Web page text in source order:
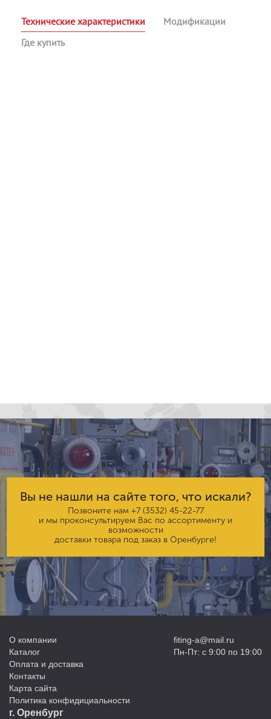
Технические характеристики
Модификации
Где купить
Вы не нашли на сайте того, что искали?
Позвоните нам +7 (3532) 45-22-77
и мы проконсультируем Вас по ассортименту и
возможности
доставки товара под заказ в Оренбурге!
О компании
Каталог
Оплата и доставка
Контакты
Карта сайта
Политика конфидициальности
fiting-a@mail.ru
Пн-Пт: с 9:00 по 19:00
г. Оренбург